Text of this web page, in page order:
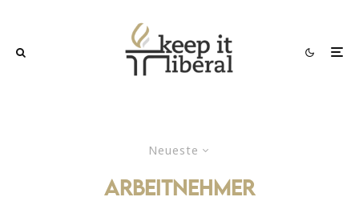
Neueste
Arbeitnehmer